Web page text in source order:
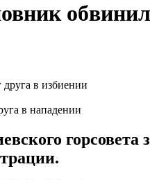
в нападении
горсовета